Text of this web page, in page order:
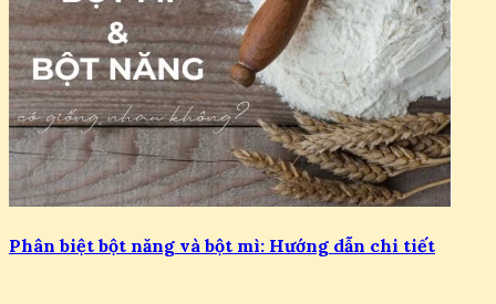
Phân biệt bột năng và bột mì: Hướng dẫn chi tiết